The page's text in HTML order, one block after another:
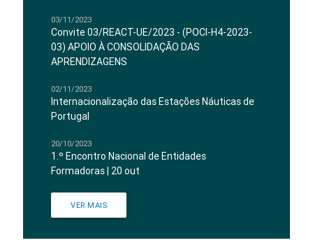
03/11/2023
Convite 03/REACT-UE/2023 - (POCI-H4-2023-
03) APOIO À CONSOLIDAÇÃO DAS
APRENDIZAGENS
02/11/2023
Internacionalização das Estações Náuticas de
Portugal
20/10/2023
1.º Encontro Nacional de Entidades
Formadoras | 20 out
VER MAIS